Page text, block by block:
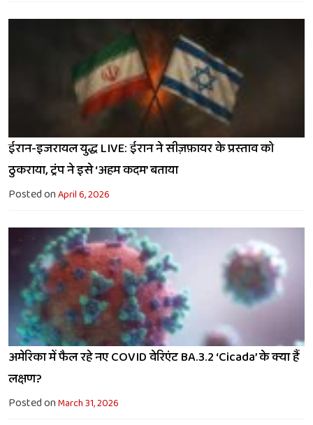
ईरान-इजरायल युद्ध LIVE: ईरान ने सीज़फ़ायर के प्रस्ताव को
ठुकराया, ट्रंप ने इसे ‘अहम कदम’ बताया
Posted onApril 6, 2026
अमेरिका में फैल रहे नए COVID वेरिएंट BA.3.2 ‘Cicada’ के क्या हैं
लक्षण?
Posted onMarch 31, 2026